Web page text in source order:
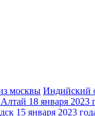
москвы Индийский
18 января 2023
15 января 2023